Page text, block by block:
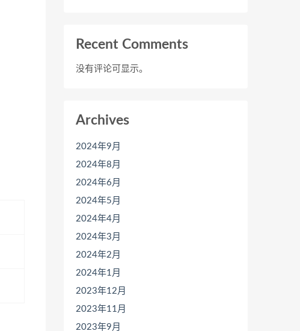
Recent Comments
没有评论可显示。
Archives
2024年9月
2024年8月
2024年6月
2024年5月
2024年4月
2024年3月
2024年2月
2024年1月
2023年12月
2023年11月
2023年9月